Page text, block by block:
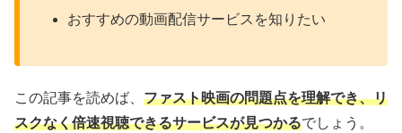
おすすめの動画配信サービスを知りたい
この記事を読めば、 ファスト映画の問題点を理解でき、リ
スクなく倍速視聴できるサービスが見つかるでしょう。